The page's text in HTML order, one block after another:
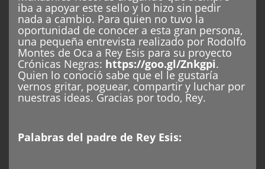
iba a apoyar este sello y lo hizo sin pedir
nada a cambio. Para quien no tuvo la
oportunidad de conocer a esta gran persona,
una pequeña entrevista realizado por Rodolfo
Montes de Oca a Rey Esis para su proyecto
Crónicas Negras: https://goo.gl/Znkgpi.
Quien lo conoció sabe que el le gustaría
vernos gritar, poguear, compartir y luchar por
nuestras ideas. Gracias por todo, Rey.
Palabras del padre de Rey Esis: